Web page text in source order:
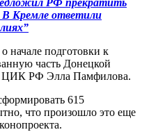
РФ прекратить
В Кремле ответили
начале подготовки к
часть Донецкой
ЦИК РФ Элла Памфилова.
615
что произошло это еще